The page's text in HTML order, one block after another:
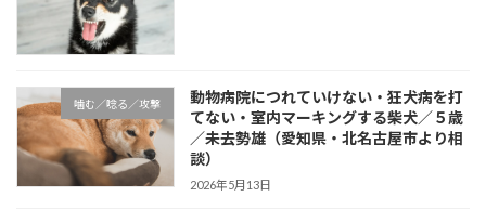
噛む／唸る／攻撃
動物病院につれていけない・狂犬病を打
てない・室内マーキングする柴犬／５歳
／未去勢雄（愛知県・北名古屋市より相
談）
2026年5月13日